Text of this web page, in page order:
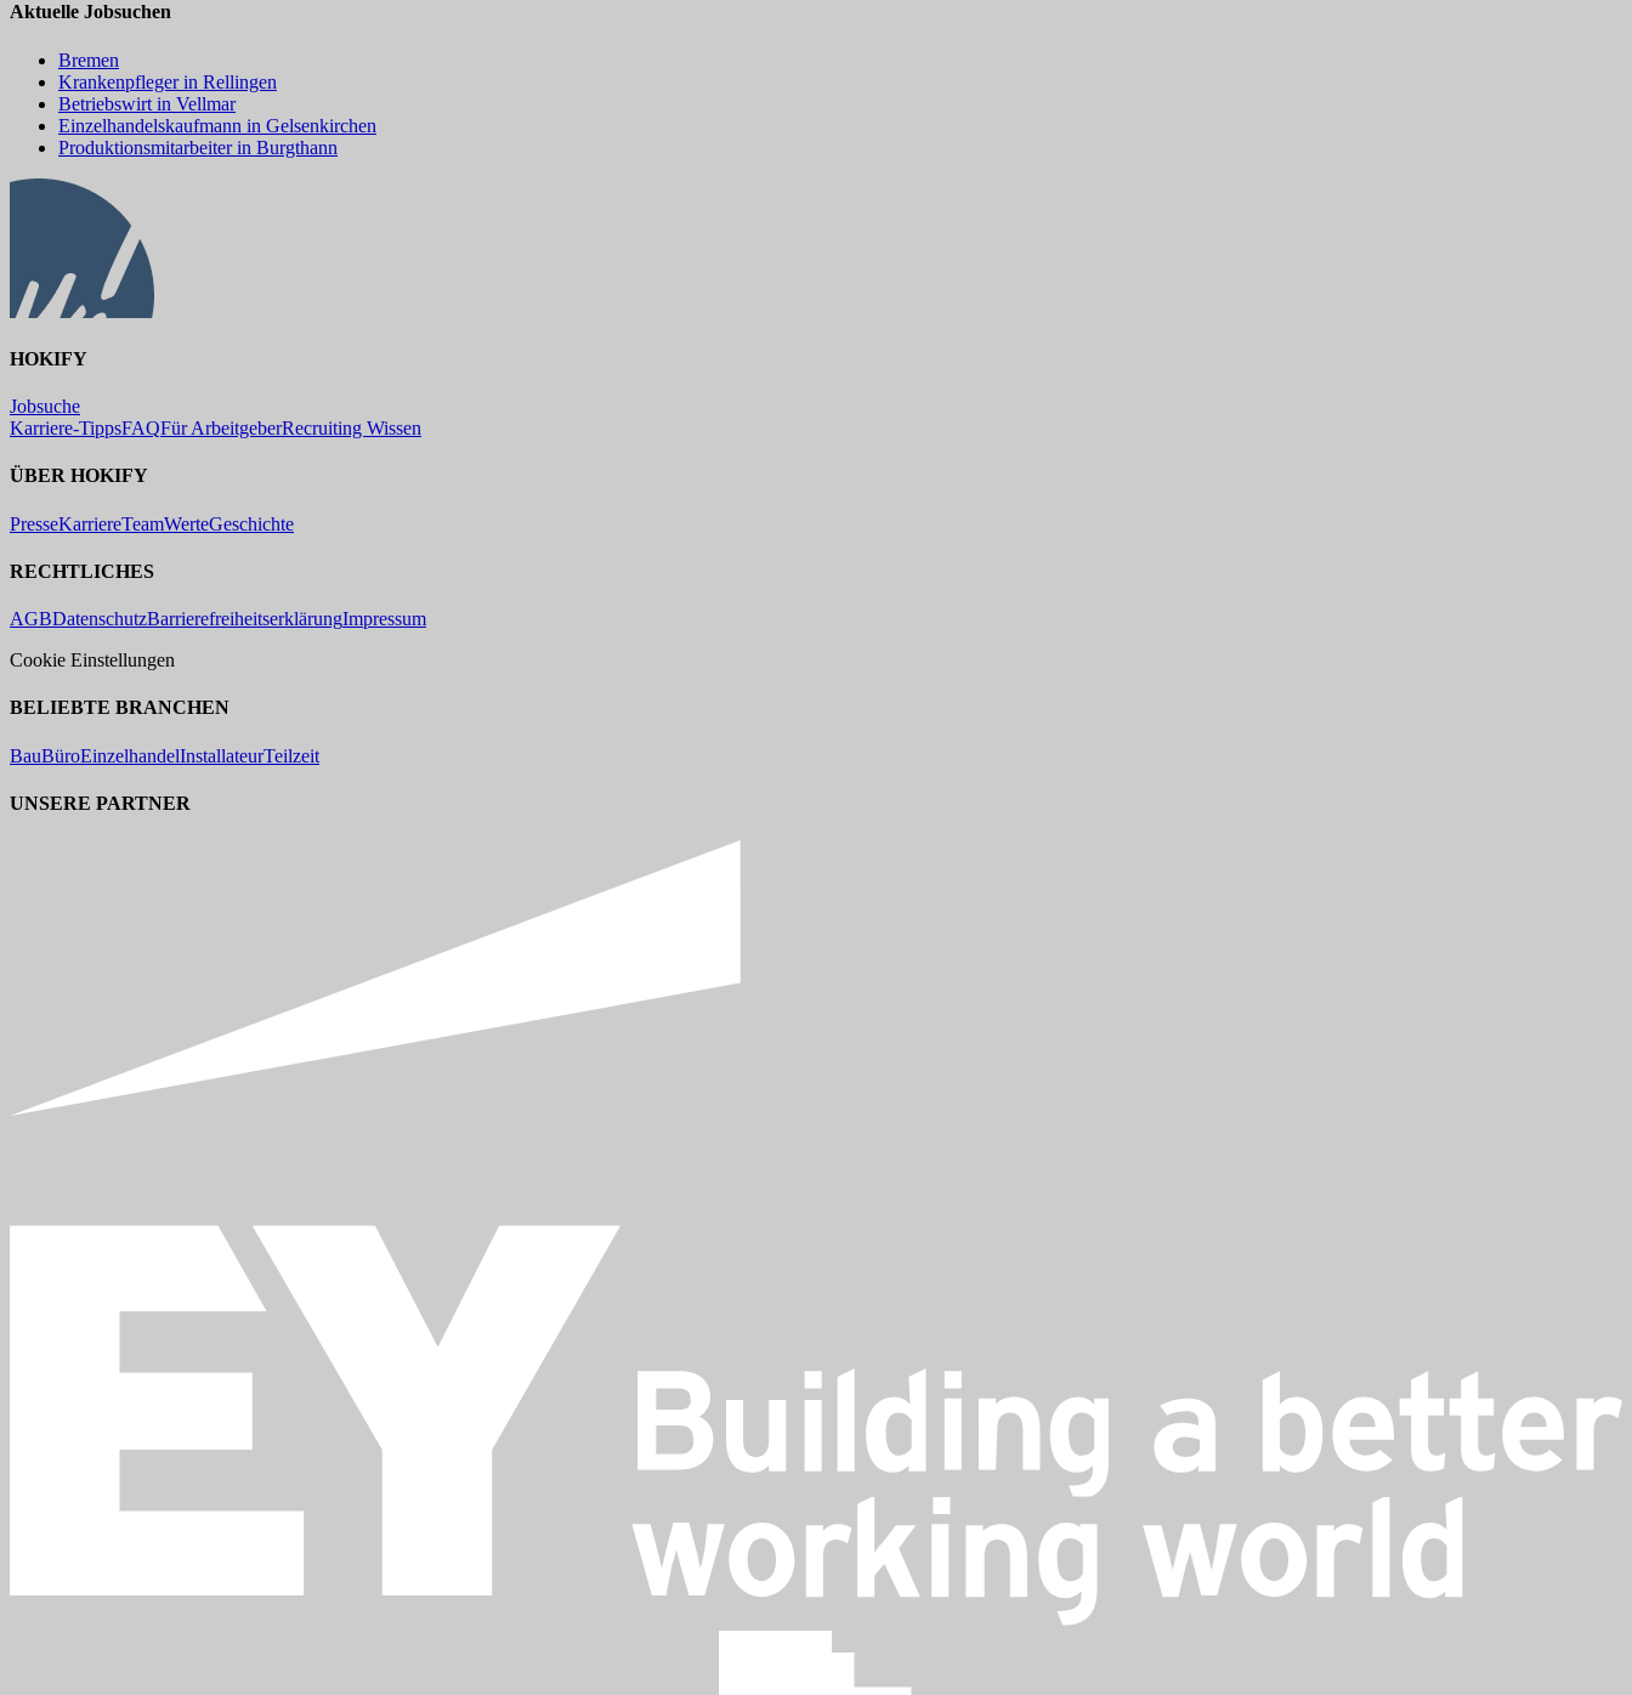
Aktuelle Jobsuchen
Bremen
Krankenpfleger in Rellingen
Betriebswirt in Vellmar
Einzelhandelskaufmann in Gelsenkirchen
Produktionsmitarbeiter in Burgthann
HOKIFY
Jobsuche
Karriere-TippsFAQFür ArbeitgeberRecruiting Wissen
ÜBER HOKIFY
PresseKarriereTeamWerteGeschichte
RECHTLICHES
AGBDatenschutzBarrierefreiheitserklärungImpressum
Cookie Einstellungen
BELIEBTE BRANCHEN
BauBüroEinzelhandelInstallateurTeilzeit
UNSERE PARTNER